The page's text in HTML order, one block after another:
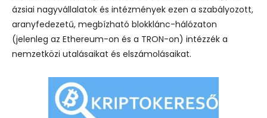
ázsiai nagyvállalatok és intézmények ezen a szabályozott,
aranyfedezetű, megbízható blokklánc-hálózaton
(jelenleg az Ethereum-on és a TRON-on) intézzék a
nemzetközi utalásaikat és elszámolásaikat.